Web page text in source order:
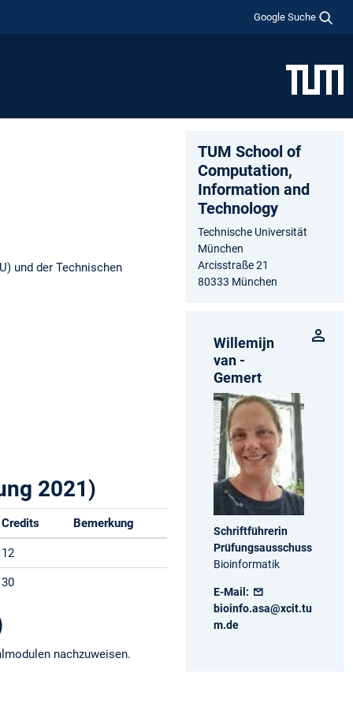
Google Suche
und der Technischen
2021)
Credits Bemerkung
12
30
nachzuweisen.
TUM School of
Computation,
Information and
Technology
Technische Universität
München
Arcisstraße 21
80333 München
Willemijn
van ­
Gemert
Schriftführerin
Prüfungsausschuss
Bioinformatik
E-Mail:
bioinfo.asa@xcit.tu
m.de